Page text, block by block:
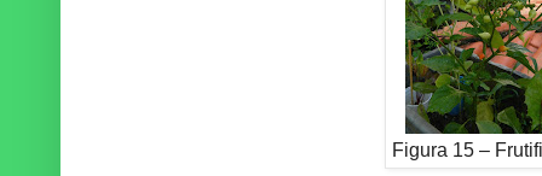
Figura 15 –